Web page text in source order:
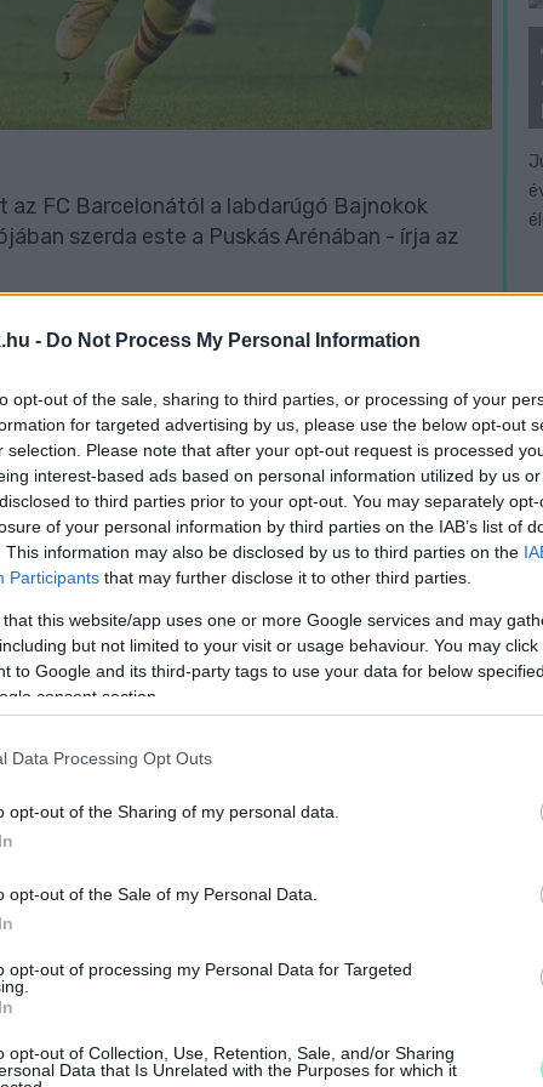
- Do Not Process My Personal Information
opt-out of the sale, sharing to third parties, or processing of your
for targeted advertising by us, please use the below opt-out
selection. Please note that after your opt-out request is processed
interest-based ads based on personal information utilized by us
to third parties prior to your opt-out. You may separately
of your personal information by third parties on the IAB’s list of
This information may also be disclosed by us to third parties on the
Participants that may further disclose it to other third parties.
that this website/app uses one or more Google services and may
but not limited to your visit or usage behaviour. You may
to Google and its third-party tags to use your data for below
consent section.
Data Processing Opt Outs
opt-out of the Sharing of my personal data.
opt-out of the Sale of my Personal Data.
opt-out of processing my Personal Data for Targeted
opt-out of Collection, Use, Retention, Sale, and/or Sharing
Data that Is Unrelated with the Purposes for which it
FC Barcelonától a labdarúgó Bajnokok
szerda este a Puskás Arénában - írja az
vezető katalánok gyorsan
Griezmann, Martin Braithwaite és Ousmane
játék után már 3-0-ra vezettek, és biztosan
nem szerzett gólt a BL főtábláján.
jövő kedden az ukrán Dinamo Kijev
tétje a kvartett harmadik helye, azaz az
lesz. A győztes lesz a harmadik, a döntetlen a
több gólos.
futball